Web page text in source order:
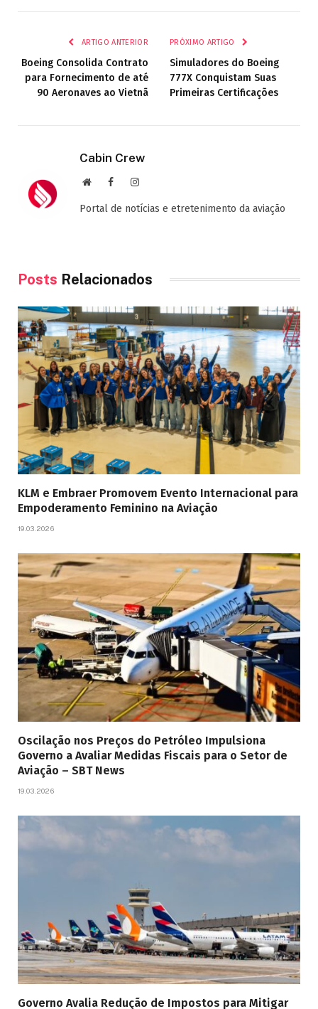
ARTIGO ANTERIOR
Boeing Consolida Contrato
para Fornecimento de até
90 Aeronaves ao Vietnã
PRÓXIMO ARTIGO
Simuladores do Boeing
777X Conquistam Suas
Primeiras Certificações
Cabin Crew
Site FacebookInstagram
Portal de notícias e etretenimento da aviação
Posts Relacionados
KLM e Embraer Promovem Evento Internacional para
Empoderamento Feminino na Aviação
19.03.2026
Oscilação nos Preços do Petróleo Impulsiona
Governo a Avaliar Medidas Fiscais para o Setor de
Aviação – SBT News
19.03.2026
Governo Avalia Redução de Impostos para Mitigar